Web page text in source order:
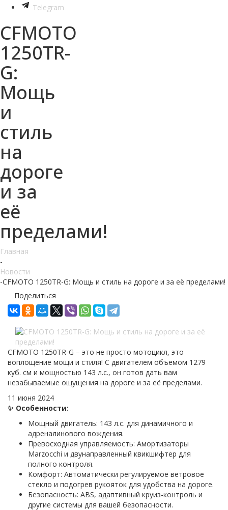
Telegram
CFMOTO
1250TR-
G:
Мощь
и
стиль
на
дороге
и за
её
пределами!
Главная
-
Новости
-CFMOTO 1250TR-G: Мощь и стиль на дороге и за её пределами!
Поделиться
CFMOTO 1250TR-G – это не просто мотоцикл, это
воплощение мощи и стиля! С двигателем объемом 1279
куб. см и мощностью 143 л.с., он готов дать вам
незабываемые ощущения на дороге и за её пределами.
11 июня 2024
✨ Особенности:
Мощный двигатель: 143 л.с. для динамичного и
адреналинового вождения.
Превосходная управляемость: Амортизаторы
Marzocchi и двунаправленный квикшифтер для
полного контроля.
Комфорт: Автоматически регулируемое ветровое
стекло и подогрев рукояток для удобства на дороге.
Безопасность: ABS, адаптивный круиз-контроль и
другие системы для вашей безопасности.